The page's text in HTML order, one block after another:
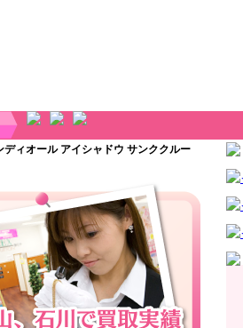
ィオール アイシャドウ サンククルー